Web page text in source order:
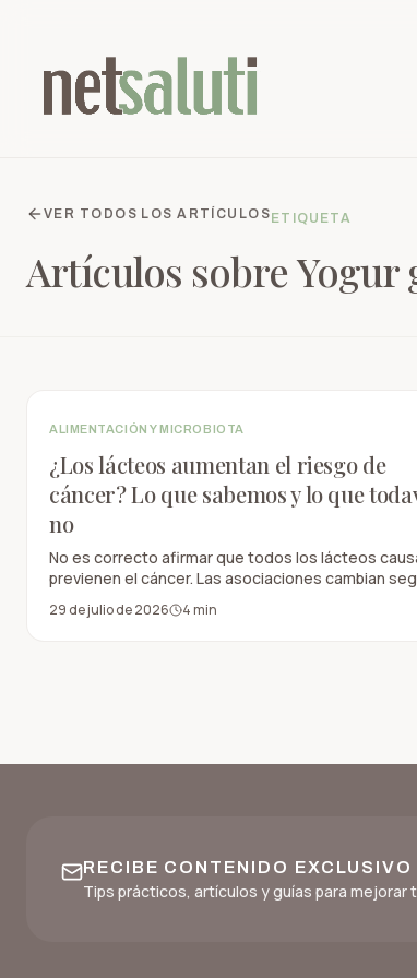
VER TODOS LOS ARTÍCULOS ETIQUETA
Artículos sobreYogur
ALIMENTACIÓN Y MICROBIOTA
¿Los lácteos aumentan el riesgo de
cáncer? Lo que sabemos y lo que
no
No es correcto afirmar que todos los lácteos
previenen el cáncer. Las asociaciones cambian
producto, la cantidad y el tipo de cáncer analizado.
29 de julio de 2026 4min
RECIBE CONTENIDO EXCLUSIVO
Tips prácticos, artículos y guías para mejorar